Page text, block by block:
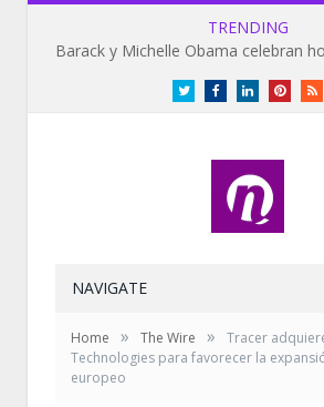
TRENDING
TwitterFacebookLinkedInPinterest
NAVIGATE
Home » The Wire »
Tracer
Technologies para favorecer la
europeo